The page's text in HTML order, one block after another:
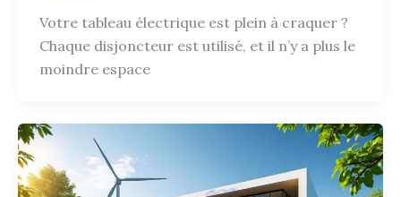
Votre tableau électrique est plein à craquer ?
Chaque disjoncteur est utilisé, et il n’y a plus le
moindre espace